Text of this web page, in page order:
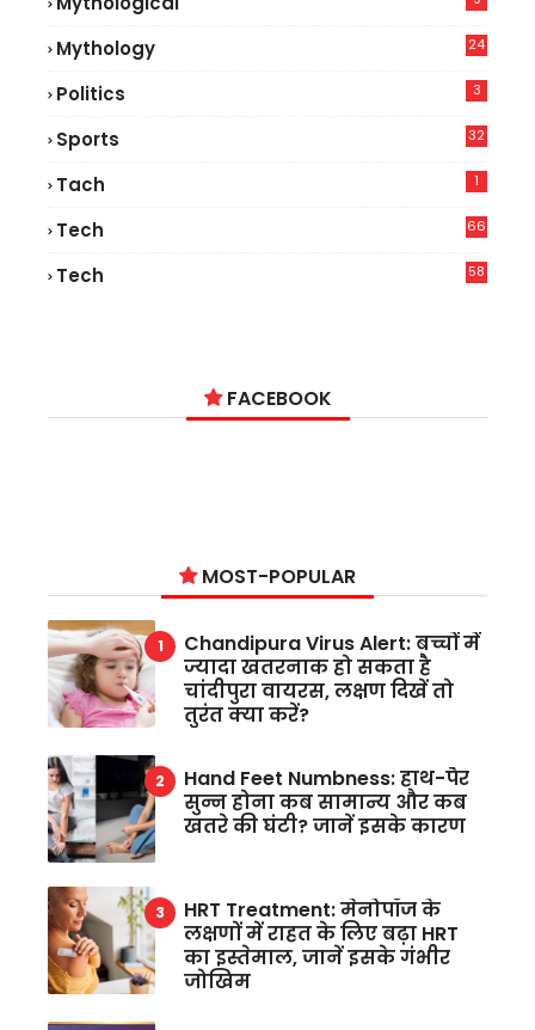
Mythology 24
Politics 3
Sports 32
Tach 1
Tech
66
Tech
58
FACEBOOK
MOST-POPULAR
Chandipura Virus Alert: बच्चों में
ज्यादा खतरनाक हो सकता है
चांदीपुरा वायरस, लक्षण दिखें तो
तुरंत क्या करें?
Hand Feet Numbness: हाथ-पैर
सुन्न होना कब सामान्य और कब
खतरे की घंटी? जानें इसके कारण
HRT Treatment: मेनोपॉज के
लक्षणों में राहत के लिए बढ़ा HRT
का इस्तेमाल, जानें इसके गंभीर
जोखिम